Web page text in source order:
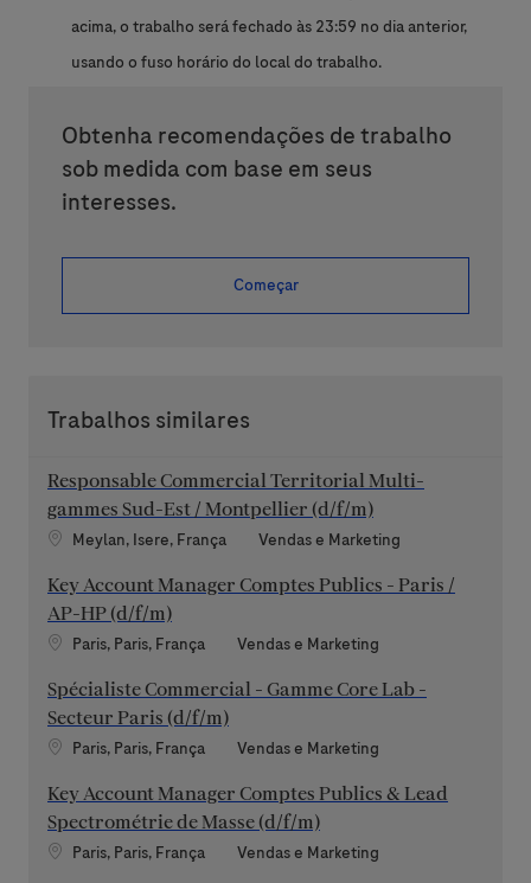
acima, o trabalho será fechado às 23:59 no dia anterior,
usando o fuso horário do local do trabalho.
Obtenha recomendações de trabalho
sob medida com base em seus
interesses.
Começar
Trabalhos similares
Responsable Commercial Territorial Multi-
gammes Sud-Est / Montpellier (d/f/m)
Localização
Meylan, Isere, França Categoria
Vendas e Marketing
Key Account Manager Comptes Publics - Paris /
AP-HP (d/f/m)
Localização
Paris, Paris, França Categoria
Vendas e Marketing
Spécialiste Commercial - Gamme Core Lab -
Secteur Paris (d/f/m)
Localização
Paris, Paris, França Categoria
Vendas e Marketing
Key Account Manager Comptes Publics & Lead
Spectrométrie de Masse (d/f/m)
Localização
Paris, Paris, França Categoria
Vendas e Marketing